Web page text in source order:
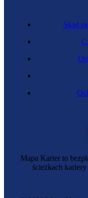
Mapa Karier to
ścieżkach
Skąd